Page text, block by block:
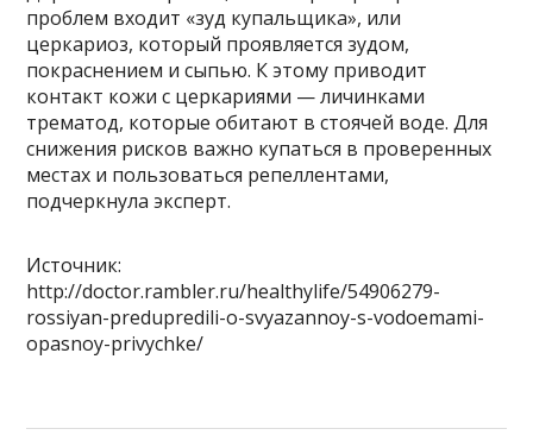
проблем входит «зуд купальщика», или
церкариоз, который проявляется зудом,
покраснением и сыпью. К этому приводит
контакт кожи с церкариями — личинками
трематод, которые обитают в стоячей воде. Для
снижения рисков важно купаться в проверенных
местах и пользоваться репеллентами,
подчеркнула эксперт.
Источник:
http://doctor.rambler.ru/healthylife/54906279-
rossiyan-predupredili-o-svyazannoy-s-vodoemami-
opasnoy-privychke/